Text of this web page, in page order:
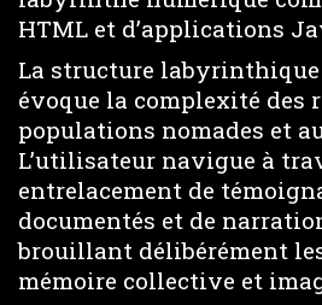
HTML et d’applications
La structure
évoque la complexité des
populations nomades et
L’utilisateur navigue à
entrelacement de
documentés et de
brouillant délibérément
mémoire collective et